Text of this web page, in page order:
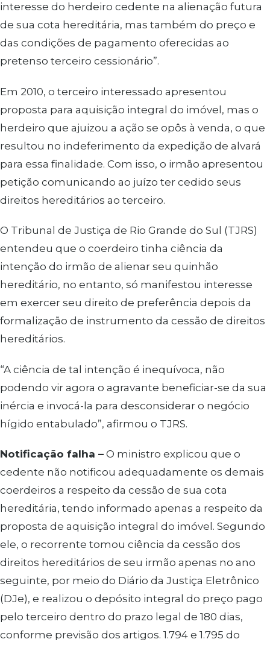
interesse do herdeiro cedente na alienação futura
de sua cota hereditária, mas também do preço e
das condições de pagamento oferecidas ao
pretenso terceiro cessionário”.
Em 2010, o terceiro interessado apresentou
proposta para aquisição integral do imóvel, mas o
herdeiro que ajuizou a ação se opôs à venda, o que
resultou no indeferimento da expedição de alvará
para essa finalidade. Com isso, o irmão apresentou
petição comunicando ao juízo ter cedido seus
direitos hereditários ao terceiro.
O Tribunal de Justiça de Rio Grande do Sul (TJRS)
entendeu que o coerdeiro tinha ciência da
intenção do irmão de alienar seu quinhão
hereditário, no entanto, só manifestou interesse
em exercer seu direito de preferência depois da
formalização de instrumento da cessão de direitos
hereditários.
“A ciência de tal intenção é inequívoca, não
podendo vir agora o agravante beneficiar-se da sua
inércia e invocá-la para desconsiderar o negócio
hígido entabulado”, afirmou o TJRS.
Notificação falha – O ministro explicou que o
cedente não notificou adequadamente os demais
coerdeiros a respeito da cessão de sua cota
hereditária, tendo informado apenas a respeito da
proposta de aquisição integral do imóvel. Segundo
ele, o recorrente tomou ciência da cessão dos
direitos hereditários de seu irmão apenas no ano
seguinte, por meio do Diário da Justiça Eletrônico
(DJe), e realizou o depósito integral do preço pago
pelo terceiro dentro do prazo legal de 180 dias,
conforme previsão dos artigos. 1.794 e 1.795 do